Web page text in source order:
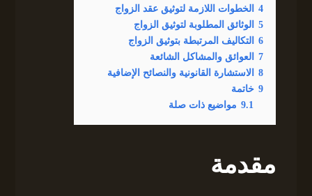
4
الخطوات اللازمة لتوثيق عقد الزواج
5
الوثائق المطلوبة لتوثيق الزواج
6
التكاليف المرتبطة بتوثيق الزواج
7
العوائق والمشاكل الشائعة
8
الاستشارة القانونية والنصائح الإضافية
9 خاتمة
9.1 مواضيع ذات صلة
مقدمة